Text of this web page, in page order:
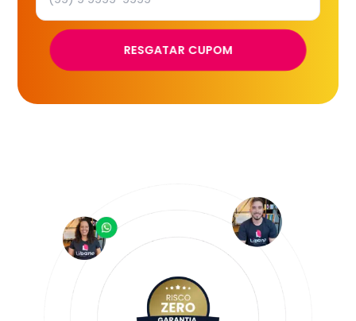
RESGATAR CUPOM